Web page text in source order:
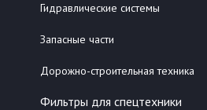
Гидравлические системы
Запасные части
Дорожно-строительная техника
Фильтры для спецтехники